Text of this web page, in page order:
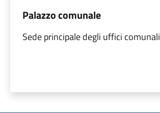
Palazzo comunale
Sede principale degli uffici comunali